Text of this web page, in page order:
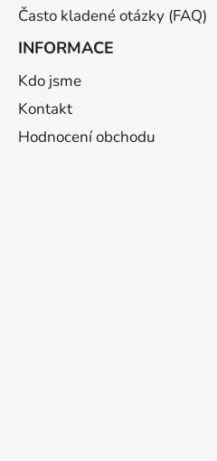
Často kladené otázky (FAQ)
INFORMACE
Kdo jsme
Kontakt
Hodnocení obchodu